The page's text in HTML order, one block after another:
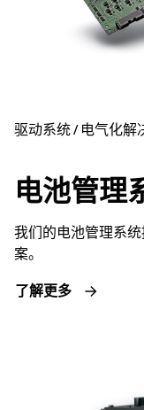
驱动系统 / 电气化解
电池管理
我们的电池管理系
案。
了解更多